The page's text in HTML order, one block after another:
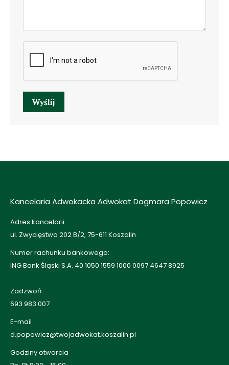
Wyślij
Kancelaria Adwokacka Adwokat Dagmara Popowicz
Adres kancelarii
ul. Zwycięstwa 202 B/2, 75-611 Koszalin
Numer rachunku bankowego:
ING Bank Śląski S.A. 40 1050 1559 1000 0097 4647 8925
Zadzwoń
693 983 007
E-mail
d.popowicz@twojadwokat.koszalin.pl
Godziny otwarcia